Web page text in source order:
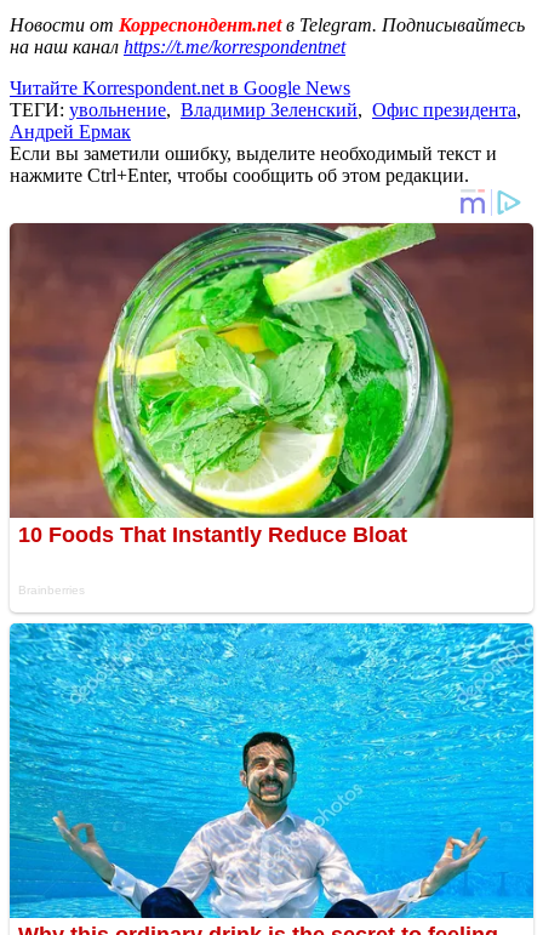
Новости от Корреспондент.netв Telegram. Подписывайтесь
на наш канал https://t.me/korrespondentnet
Читайте Korrespondent.net в Google News
ТЕГИ: увольнение, Владимир Зеленский, Офис президента,
Андрей Ермак
Если вы заметили ошибку, выделите необходимый текст и
нажмите Ctrl+Enter, чтобы сообщить об этом редакции.